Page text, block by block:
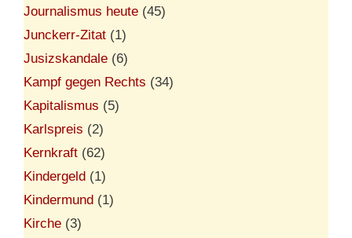
Journalismus heute (45)
Junckerr-Zitat (1)
Jusizskandale (6)
Kampf gegen Rechts (34)
Kapitalismus (5)
Karlspreis (2)
Kernkraft (62)
Kindergeld (1)
Kindermund (1)
Kirche (3)